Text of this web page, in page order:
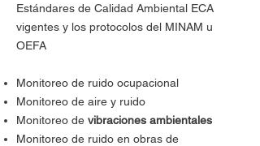
Estándares de Calidad Ambiental ECA
vigentes y los protocolos del MINAM u
OEFA
Monitoreo de ruido ocupacional
Monitoreo de aire y ruido
Monitoreo de vibraciones ambientales
Monitoreo de ruido en obras de